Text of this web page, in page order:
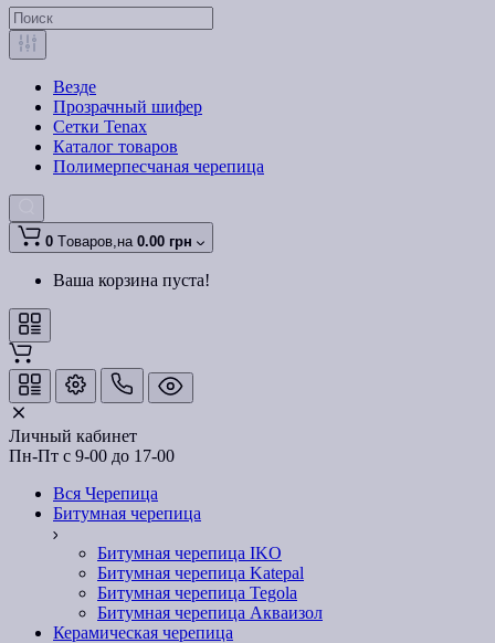
Везде
Прозрачный шифер
Сетки Tenax
Каталог товаров
Полимерпесчаная черепица
0 Tоваров,на 0.00 грн
Ваша корзина пуста!
Личный кабинет
Пн-Пт с 9-00 до 17-00
Вся Черепица
Битумная черепица
Битумная черепица IKO
Битумная черепица Katepal
Битумная черепица Tegola
Битумная черепица Акваизол
Керамическая черепица